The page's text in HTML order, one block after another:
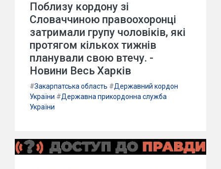
Поблизу кордону зі
Словаччиною правоохоронці
затримали групу чоловіків, які
протягом кількох тижнів
планували свою втечу. -
Новини Весь Харків
#Закарпатська область #Державний кордон
України #Державна прикордонна служба
України